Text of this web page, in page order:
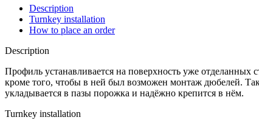
Description
Turnkey installation
How to place an order
Description
Профиль устанавливается на поверхность уже
кроме того, чтобы в ней был возможен монтаж дюбелей.
укладывается в пазы порожка и надёжно крепится в нём.
Turnkey installation